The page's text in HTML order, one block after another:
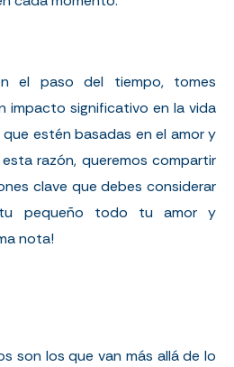
el paso del tiempo, tomes
impacto significativo en la vida
estén basadas en el amor y
razón, queremos compartir
clave que debes considerar
pequeño todo tu amor y
nota!
son los que van más allá de lo